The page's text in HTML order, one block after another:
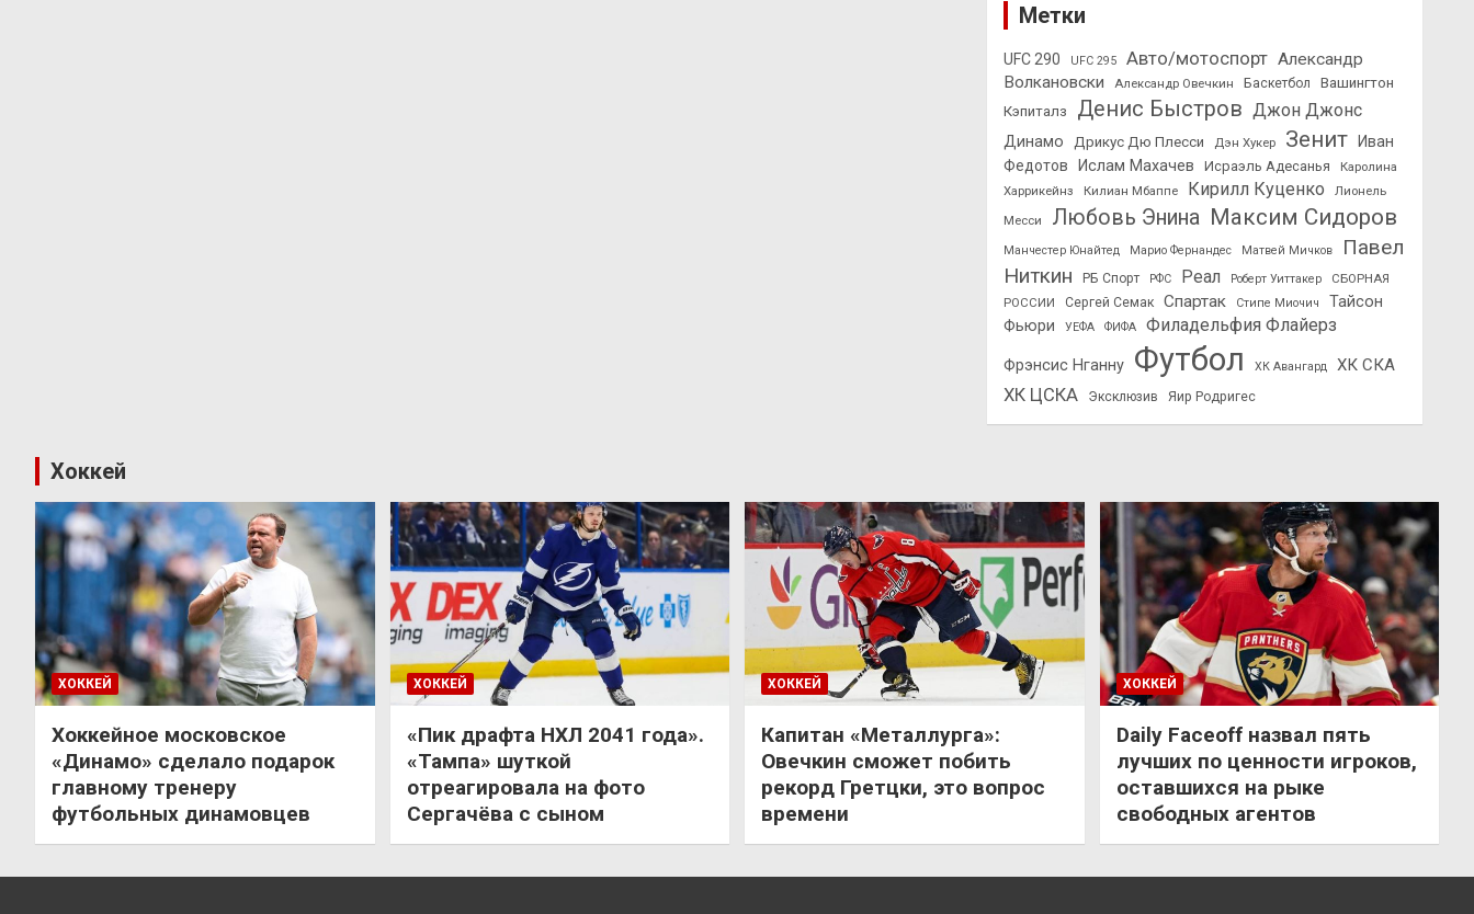
Метки
UFC 290 UFC 295 Авто/мотоспорт Александр
Волкановски
Александр Овечкин Баскетбол
Вашингтон
Кэпиталз
Денис Быстров Джон Джонс
Динамо Дрикус Дю Плесси Дэн Хукер Зенит
Иван
Федотов
Ислам Махачев Исраэль Адесанья
Каролина
Харрикейнз
Килиан Мбаппе Кирилл Куценко
Лионель
Месси
Любовь Энина Максим Сидоров
Манчестер Юнайтед Марио Фернандес Матвей Мичков
Павел
Ниткин
РБ Спорт РФС Реал Роберт Уиттакер
СБОРНАЯ
РОССИИ
Сергей Семак Спартак Стипе Миочич
Тайсон
Фьюри
УЕФА ФИФА Филадельфия Флайерз
Фрэнсис Нганну Футбол ХК Авангард ХК СКА
ХК ЦСКА Эксклюзив Яир Родригес
Хоккей
ХОККЕЙ
Хоккейное московское
«Динамо» сделало подарок
главному тренеру
футбольных динамовцев
ХОККЕЙ
«Пик драфта НХЛ 2041 года».
«Тампа» шуткой
отреагировала на фото
Сергачёва с сыном
ХОККЕЙ
Капитан «Металлурга»:
Овечкин сможет побить
рекорд Гретцки, это вопрос
времени
ХОККЕЙ
Daily Faceoff назвал пять
лучших по ценности игроков,
оставшихся на рыке
свободных агентов